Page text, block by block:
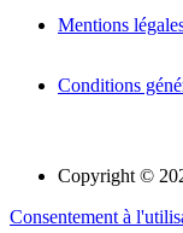
Mentions
Conditions
Copyright ©
Consentement à